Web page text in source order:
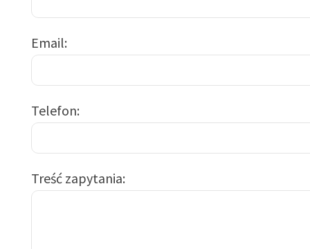
Email
Telefon
Treść zapytania